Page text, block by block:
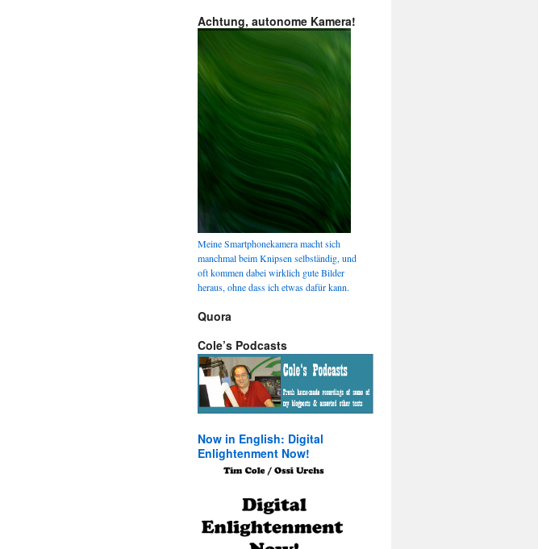
Achtung, autonome Kamera!
Meine Smartphonekamera macht sich
manchmal beim Knipsen selbständig, und
oft kommen dabei wirklich gute Bilder
heraus, ohne dass ich etwas dafür kann.
Quora
Cole’s Podcasts
Now in English: Digital
Enlightenment Now!